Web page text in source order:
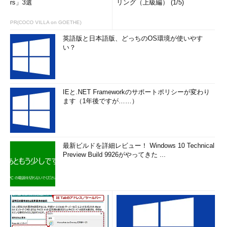
Cortana対応デバイスの提供、インテルとパートナーシッ
プを締結
「Cortana Skills Kit」のパブリックプレビュー版を公開
rs」3選
PR(COCO VILLA on GOETHE)
リング（上級編） (1/5)
英語版と日本語版、どっちのOS環境が使いやす
い？
IEと.NET Frameworkのサポートポリシーが変わり
ます（1年後ですが……）
最新ビルドを詳細レビュー！ Windows 10 Technical
Preview Build 9926がやってきた ...